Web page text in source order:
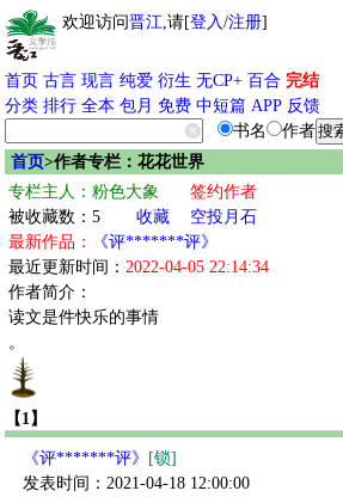
欢迎访问晋江,请[登入/注册]
首页 古言 现言 纯爱 衍生 无CP+ 百合 完结
分类 排行 全本 包月 免费 中短篇 APP 反馈
书名
作者
首页>作者专栏：花花世界
专栏主人：粉色大象
签约作者
被收藏数：5
收藏
空投月石
最新作品：
《评*******评》
最近更新时间： 2022-04-05 22:14:34
作者简介：
读文是件快乐的事情
。
【1】
《评*******评》
[锁]
发表时间：2021-04-18 12:00:00